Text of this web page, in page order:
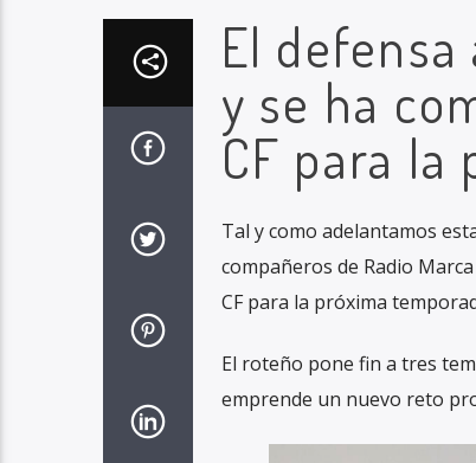
El
y se ha
CF para la
Tal y como adelantamos
compañeros de Radio
CF para la próxima
El roteño pone fin a tres
emprende un nuevo reto